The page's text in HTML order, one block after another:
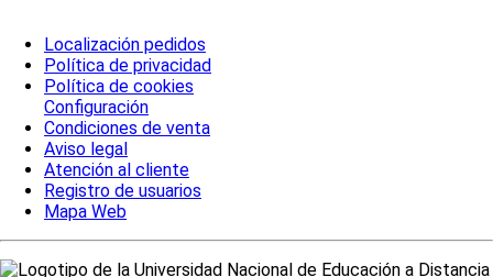
Localización pedidos
Política de privacidad
Política de cookies
Configuración
Condiciones de venta
Aviso legal
Atención al cliente
Registro de usuarios
Mapa Web